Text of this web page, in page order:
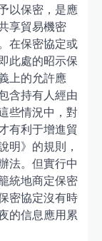
以保密，是應
享貿易機密
在保密協定或
此處的昭示保
上的允許應
含持有人經由
些情況中，對
有利于增進貿
明》的規則，
法。但實行中
統地商定保密
密協定沒有時
的信息應用累